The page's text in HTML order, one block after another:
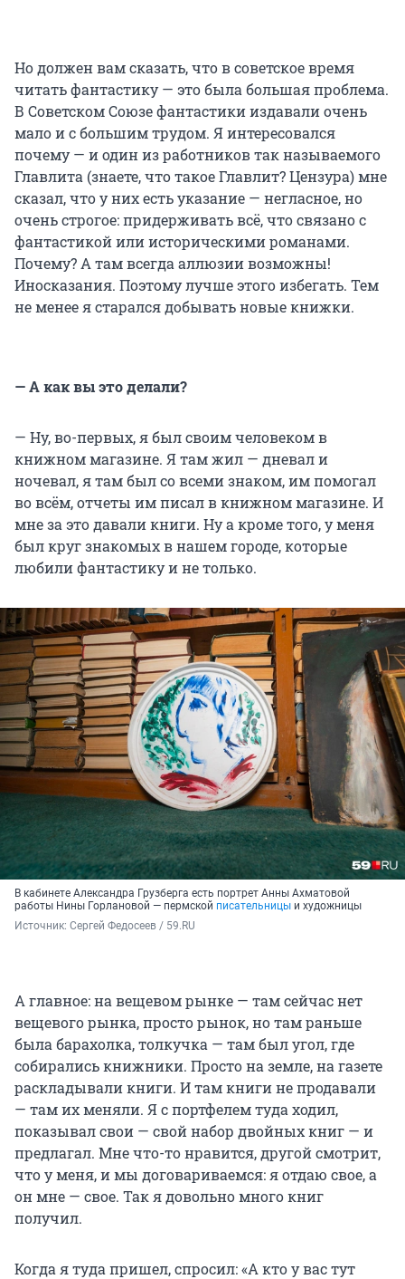
Но должен вам сказать, что в советское время
читать фантастику — это была большая проблема.
В Советском Союзе фантастики издавали очень
мало и с большим трудом. Я интересовался
почему — и один из работников так называемого
Главлита (знаете, что такое Главлит? Цензура) мне
сказал, что у них есть указание — негласное, но
очень строгое: придерживать всё, что связано с
фантастикой или историческими романами.
Почему? А там всегда аллюзии возможны!
Иносказания. Поэтому лучше этого избегать. Тем
не менее я старался добывать новые книжки.
— А как вы это делали?
— Ну, во-первых, я был своим человеком в
книжном магазине. Я там жил — дневал и
ночевал, я там был со всеми знаком, им помогал
во всём, отчеты им писал в книжном магазине. И
мне за это давали книги. Ну а кроме того, у меня
был круг знакомых в нашем городе, которые
любили фантастику и не только.
В кабинете Александра Грузберга есть портрет Анны Ахматовой
работы Нины Горлановой — пермской писательницы и художницы
Источник: Сергей Федосеев / 59.RU
А главное: на вещевом рынке — там сейчас нет
вещевого рынка, просто рынок, но там раньше
была барахолка, толкучка — там был угол, где
собирались книжники. Просто на земле, на газете
раскладывали книги. И там книги не продавали
— там их меняли. Я с портфелем туда ходил,
показывал свои — свой набор двойных книг — и
предлагал. Мне что-то нравится, другой смотрит,
что у меня, и мы договариваемся: я отдаю свое, а
он мне — свое. Так я довольно много книг
получил.
Когда я туда пришел, спросил: «А кто у вас тут